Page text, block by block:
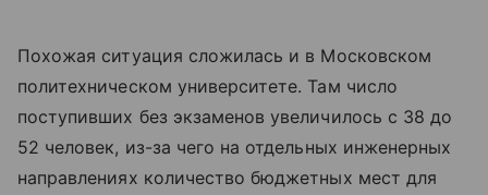
Похожая ситуация сложилась и в Московском
политехническом университете. Там число
поступивших без экзаменов увеличилось с 38 до
52 человек, из-за чего на отдельных инженерных
направлениях количество бюджетных мест для